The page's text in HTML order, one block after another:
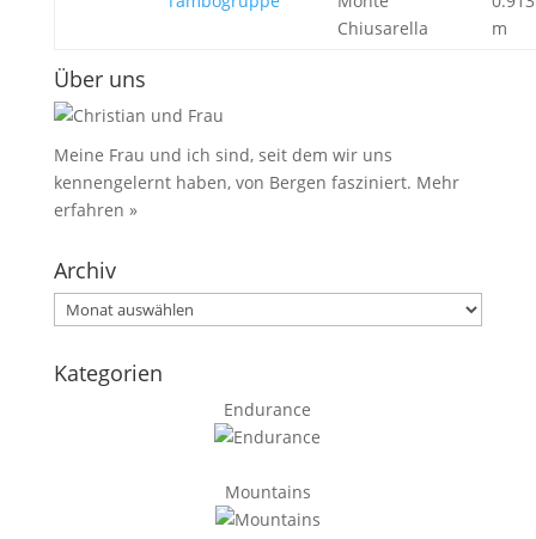
Chiusarella
m
Über uns
Meine Frau und ich sind, seit dem wir uns
kennengelernt haben, von Bergen fasziniert. Mehr
erfahren »
Archiv
Archiv
Kategorien
Endurance
Mountains